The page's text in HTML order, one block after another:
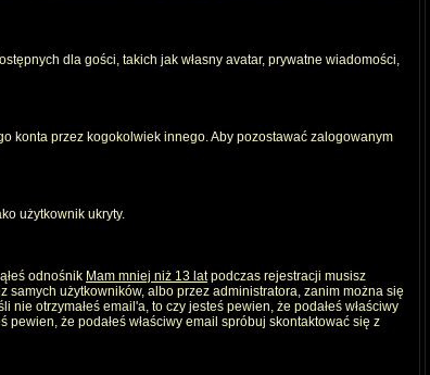
dla gości, takich jak własny avatar, prywatne wiadomości,
konta przez kogokolwiek innego. Aby pozostawać zalogowanym
użytkownik ukryty.
odnośnik Mam mniej niż 13 latpodczas rejestracji musisz
użytkowników, albo przez administratora, zanim można się
otrzymałeś email'a, to czy jesteś pewien, że podałeś właściwy
że podałeś właściwy email spróbuj skontaktować się z